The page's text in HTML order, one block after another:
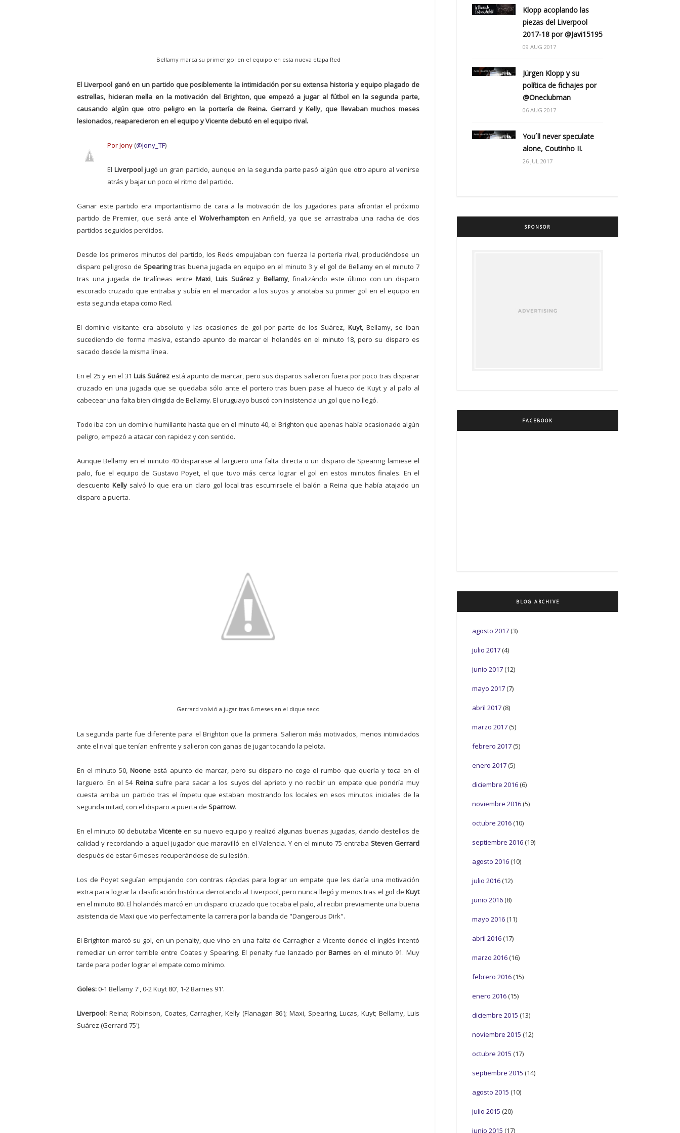
Bellamy marca su primer gol en el equipo en esta nueva etapa Red
El Liverpool ganó en un partido que posiblemente la intimidación por su extensa historia y equipo plagado de
estrellas, hicieran mella en la motivación del Brighton, que empezó a jugar al fútbol en la segunda parte,
causando algún que otro peligro en la portería de Reina. Gerrard y Kelly, que llevaban muchos meses
lesionados, reaparecieron en el equipo y Vicente debutó en el equipo rival.
Por Jony (@Jony_TF)
El Liverpooljugó un gran partido, aunque en la segunda parte pasó algún que otro apuro al venirse
atrás y bajar un poco el ritmo del partido.
Ganar este partido era importantísimo de cara a la motivación de los jugadores para afrontar el próximo
partido de Premier, que será ante el Wolverhamptonen Anfield, ya que se arrastraba una racha de dos
partidos seguidos perdidos.
Desde los primeros minutos del partido, los Reds empujaban con fuerza la portería rival, produciéndose un
disparo peligroso deSpearingtras buena jugada en equipo en el minuto 3 y el gol de Bellamy en el minuto 7
tras una jugada de tiralíneas entreMaxi, Luis Suárezy Bellamy, finalizándo este último con un disparo
escorado cruzado que entraba y subía en el marcador a los suyos y anotaba su primer gol en el equipo en
esta segunda etapa como Red.
El dominio visitante era absoluto y las ocasiones de gol por parte de los Suárez, Kuyt, Bellamy, se iban
sucediendo de forma masiva, estando apunto de marcar el holandés en el minuto 18, pero su disparo es
sacado desde la misma línea.
En el 25 y en el 31 Luis Suárez está apunto de marcar, pero sus disparos salieron fuera por poco tras disparar
cruzado en una jugada que se quedaba sólo ante el portero tras buen pase al hueco de Kuyt y al palo al
cabecear una falta bien dirigida de Bellamy. El uruguayo buscó con insistencia un gol que no llegó.
Todo iba con un dominio humillante hasta que en el minuto 40, el Brighton que apenas había ocasionado algún
peligro, empezó a atacar con rapidez y con sentido.
Aunque Bellamy en el minuto 40 disparase al larguero una falta directa o un disparo de Spearing lamiese el
palo, fue el equipo de Gustavo Poyet, el que tuvo más cerca lograr el gol en estos minutos finales. En el
descuento Kellysalvó lo que era un claro gol local tras escurrirsele el balón a Reina que había atajado un
disparo a puerta.
Gerrard volvió a jugar tras 6 meses en el dique seco
La segunda parte fue diferente para el Brighton que la primera. Salieron más motivados, menos intimidados
ante el rival que tenían enfrente y salieron con ganas de jugar tocando la pelota.
En el minuto 50,Noone está apunto de marcar, pero su disparo no coge el rumbo que quería y toca en el
larguero. En el 54 Reinasufre para sacar a los suyos del aprieto y no recibir un empate que pondría muy
cuesta arriba un partido tras el ímpetu que estaban mostrando los locales en esos minutos iniciales de la
segunda mitad, con el disparo a puerta de Sparrow.
En el minuto 60 debutaba Vicente en su nuevo equipo y realizó algunas buenas jugadas, dando destellos de
calidad y recordando a aquel jugador que maravilló en el Valencia. Y en el minuto 75 entrabaSteven Gerrard
después de estar 6 meses recuperándose de su lesión.
Los de Poyet seguían empujando con contras rápidas para lograr un empate que les daría una motivación
extra para lograr la clasificación histórica derrotando al Liverpool, pero nunca llegó y menos tras el gol de Kuyt
en el minuto 80. El holandés marcó en un disparo cruzado que tocaba el palo, al recibir previamente una buena
asistencia de Maxi que vio perfectamente la carrera por la banda de "Dangerous Dirk".
El Brighton marcó su gol, en un penalty, que vino en una falta de Carragher a Vicente donde el inglés intentó
remediar un error terrible entre Coates y Spearing. El penalty fue lanzado porBarnes en el minuto 91. Muy
tarde para poder lograr el empate como mínimo.
Goles:0-1 Bellamy 7', 0-2 Kuyt 80', 1-2 Barnes 91'.
Liverpool: Reina; Robinson, Coates, Carragher, Kelly (Flanagan 86'); Maxi, Spearing, Lucas, Kuyt; Bellamy, Luis
Suárez (Gerrard 75').
Klopp acoplando las
piezas del Liverpool
2017-18 por @Javi15195
09 AUG 2017
Jürgen Klopp y su
política de fichajes por
@Oneclubman
06 AUG 2017
You´ll never speculate
alone, Coutinho II.
26 JUL 2017
SPONSOR
FACEBOOK
BLOG ARCHIVE
agosto 2017 (3)
julio 2017 (4)
junio 2017 (12)
mayo 2017 (7)
abril 2017 (8)
marzo 2017 (5)
febrero 2017 (5)
enero 2017 (5)
diciembre 2016 (6)
noviembre 2016 (5)
octubre 2016 (10)
septiembre 2016 (19)
agosto 2016 (10)
julio 2016 (12)
junio 2016 (8)
mayo 2016 (11)
abril 2016 (17)
marzo 2016 (16)
febrero 2016 (15)
enero 2016 (15)
diciembre 2015 (13)
noviembre 2015 (12)
octubre 2015 (17)
septiembre 2015 (14)
agosto 2015 (10)
julio 2015 (20)
junio 2015 (17)